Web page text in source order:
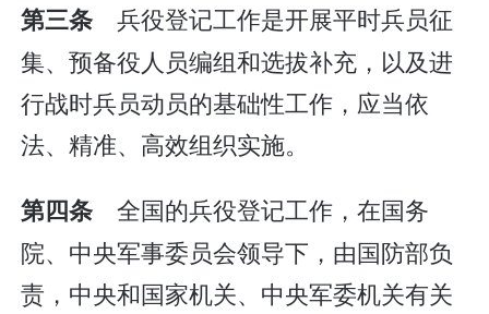
第三条兵役登记工作是开展平时兵员征
集、预备役人员编组和选拔补充，以及进
行战时兵员动员的基础性工作，应当依
法、精准、高效组织实施。
第四条全国的兵役登记工作，在国务
院、中央军事委员会领导下，由国防部负
责，中央和国家机关、中央军委机关有关